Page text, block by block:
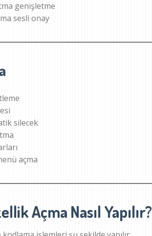
genişletme
sesli onay
silecek
açma
Açma Nasıl Yapılır?